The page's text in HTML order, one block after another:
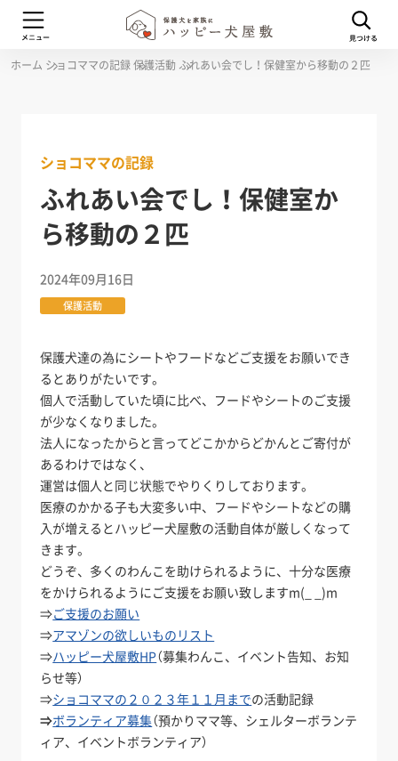
ホーム ショコママの記録保護活動 ふれあい会でし！保健室から移動の２匹
ショコママの記録
ふれあい会でし！保健室か
ら移動の２匹
2024年09月16日
保護活動
保護犬達の為にシートやフードなどご支援をお願いでき
るとありがたいです。
個人で活動していた頃に比べ、フードやシートのご支援
が少なくなりました。
法人になったからと言ってどこかからどかんとご寄付が
あるわけではなく、
運営は個人と同じ状態でやりくりしております。
医療のかかる子も大変多い中、フードやシートなどの購
入が増えるとハッピー犬屋敷の活動自体が厳しくなって
きます。
どうぞ、多くのわんこを助けられるように、十分な医療
をかけられるようにご支援をお願い致しますm(_ _)m
⇒ご支援のお願い
⇒アマゾンの欲しいものリスト
⇒ハッピー犬屋敷HP（募集わんこ、イベント告知、お知
らせ等）
⇒ショコママの２０２３年１１月までの活動記録
⇒ボランティア募集（預かりママ等、シェルターボランテ
ィア、イベントボランティア）